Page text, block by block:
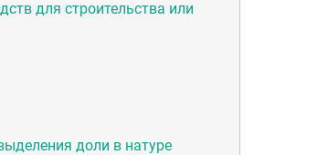
для строительства или
доли в натуре